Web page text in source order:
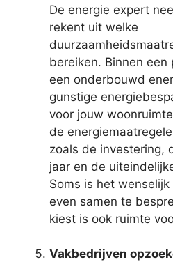
De energie expert
rekent uit welke
bereiken. Binnen
een onderbouwd
gunstige
voor jouw
de
zoals de investering,
jaar en de
Soms is het
even samen te
kiest is ook ruimte
Vakbedrijven